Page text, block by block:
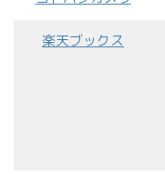
楽天ブックス